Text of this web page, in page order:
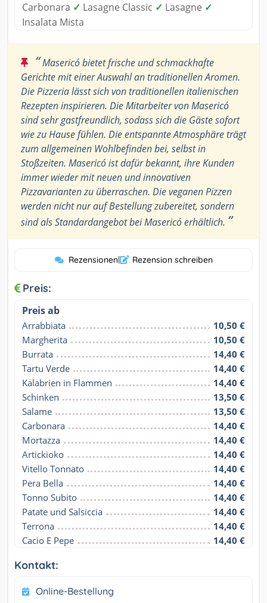
Carbonara ✓ Lasagne Classic ✓ Lasagne ✓
Insalata Mista
“Masericó bietet frische und schmackhafte
Gerichte mit einer Auswahl an traditionellen Aromen.
Die Pizzeria lässt sich von traditionellen italienischen
Rezepten inspirieren. Die Mitarbeiter von Masericó
sind sehr gastfreundlich, sodass sich die Gäste sofort
wie zu Hause fühlen. Die entspannte Atmosphäre trägt
zum allgemeinen Wohlbefinden bei, selbst in
Stoßzeiten. Masericó ist dafür bekannt, ihre Kunden
immer wieder mit neuen und innovativen
Pizzavarianten zu überraschen. Die veganen Pizzen
werden nicht nur auf Bestellung zubereitet, sondern
sind als Standardangebot bei Masericó erhältlich. ”
Rezensionen| Rezension schreiben
Preis:
Preis ab
Arrabbiata
10,50 €
Margherita
10,50 €
Burrata
14,40 €
Tartu Verde
14,40 €
Kalabrien in Flammen
14,40 €
Schinken
13,50 €
Salame
13,50 €
Carbonara
14,40 €
Mortazza
14,40 €
Artickioko
14,40 €
Vitello Tonnato
14,40 €
Pera Bella
14,40 €
Tonno Subito
14,40 €
Patate und Salsiccia
14,40 €
Terrona
14,40 €
Cacio E Pepe
14,40 €
Kontakt:
Online-Bestellung